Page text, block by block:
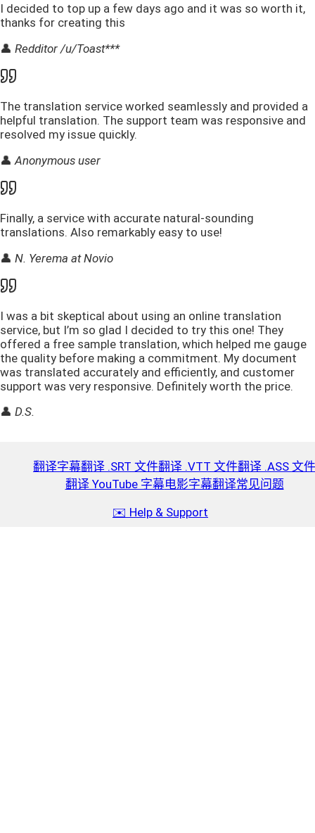
I decided to top up a few days ago and it was so worth it,
thanks for creating this
👤 Redditor /u/Toast***
The translation service worked seamlessly and provided a
helpful translation. The support team was responsive and
resolved my issue quickly.
👤 Anonymous user
Finally, a service with accurate natural-sounding
translations. Also remarkably easy to use!
👤 N. Yerema at Novio
I was a bit skeptical about using an online translation
service, but I’m so glad I decided to try this one! They
offered a free sample translation, which helped me gauge
the quality before making a commitment. My document
was translated accurately and efficiently, and customer
support was very responsive. Definitely worth the price.
👤 D.S.
翻译字幕翻译 .SRT 文件翻译 .VTT 文件翻译 .ASS 文件
翻译 YouTube 字幕电影字幕翻译常见问题
✉️ Help & Support